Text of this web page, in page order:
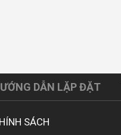
DẪN LẶP ĐẶT
SÁCH